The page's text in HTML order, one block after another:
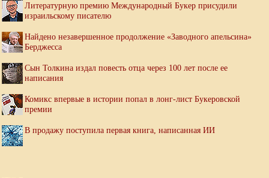
Литературную премию Международный Букер присудили
израильскому писателю
Найдено незавершенное продолжение «Заводного апельсина»
Берджесса
Сын Толкина издал повесть отца через 100 лет после ее
написания
Комикс впервые в истории попал в лонг-лист Букеровской
премии
В продажу поступила первая книга, написанная ИИ